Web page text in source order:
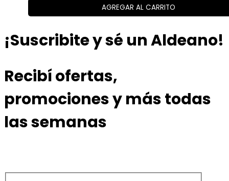
AGREGAR AL CARRITO
¡Suscribite y sé un Aldeano!
Recibí ofertas,
promociones y más todas
las semanas